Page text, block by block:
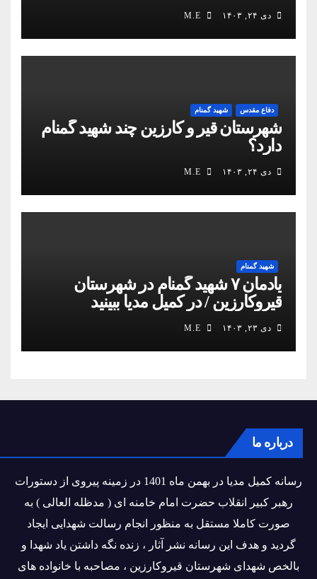
دی ۲۴, ۱۴۰۳
دفاع مقدس شهید گمنام
شهرستان قیر و کارزین چند شهید گمنام
دارد؟
دی ۲۴, ۱۴۰۳
شهید گمنام
یادمان ۷ شهید گمنام در شهرستان
قیروکارزین / در کمیل مدیا ببینید
دی ۲۳, ۱۴۰۳
درباره ما
رسانه کمیل مدیا در بهمن ماه 1401 در زمینه پیروی از دستورات
رهبر کبیر انقلاب حضرت امام خامنه ای ( مدظله العالی ) به
صورت کاملا مستقل به منظور انجام رسالت شهدایی ایجاد
گردید و هدف این رسانه نشر آثار ، زنده نگه داشتن یاد شهدا و
بالخص شهدای شهرستان قیروکارزین ، مصاحبه با خانواده های